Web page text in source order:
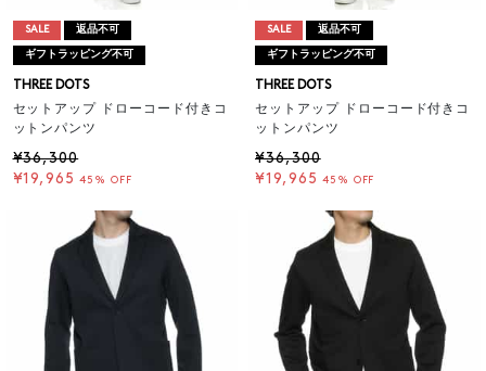
SALE 返品不可
ギフトラッピング不可
THREE DOTS
セットアップ ドローコード付きコ
ットンパンツ
¥36,300
¥19,965 45% OFF
SALE 返品不可
ギフトラッピング不可
THREE DOTS
セットアップ ドローコード付きコ
ットンパンツ
¥36,300
¥19,965 45% OFF